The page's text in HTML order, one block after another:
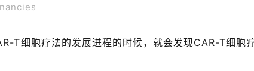
T细胞疗法的发展进程的时候，就会发现CAR-T细胞